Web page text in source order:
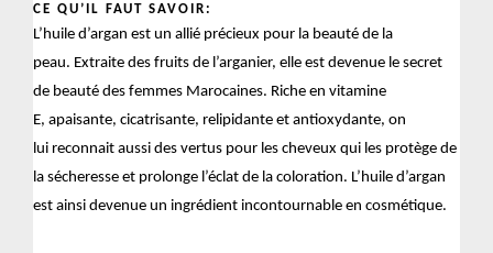
CE QU’IL FAUT SAVOIR:
L’huile d’argan est un allié précieux pour la beauté de la
peau. Extraite des fruits de l’arganier, elle est devenue le secret
de beauté des femmes Marocaines. Riche en vitamine
E, apaisante, cicatrisante, relipidante et antioxydante, on
lui reconnait aussi des vertus pour les cheveux qui les protège de
la sécheresse et prolonge l’éclat de la coloration. L’huile d’argan
est ainsi devenue un ingrédient incontournable en cosmétique.